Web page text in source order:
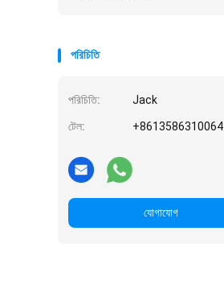
পরিচিতি
পরিচিতি: Jack
টেল: +8613586310064
যোগাযোগ